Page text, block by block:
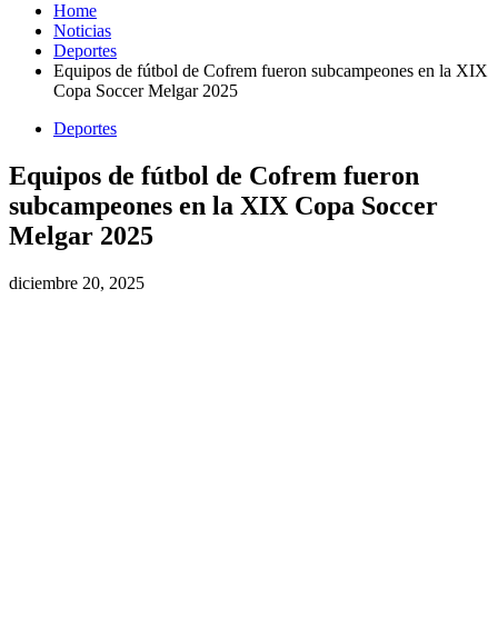
Home
Noticias
Deportes
Equipos de fútbol de Cofrem fueron subcampeones en la XIX
Copa Soccer Melgar 2025
Deportes
Equipos de fútbol de Cofrem fueron
subcampeones en la XIX Copa Soccer
Melgar 2025
diciembre 20, 2025